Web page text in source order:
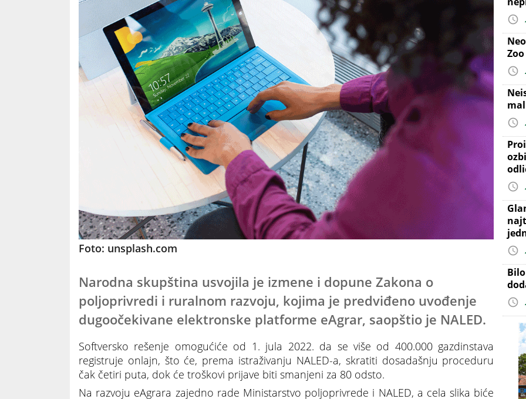
Foto: unsplash.com
Narodna skupština usvojila je izmene i dopune Zakona o
poljoprivredi i ruralnom razvoju, kojima je predviđeno uvođenje
dugoočekivane elektronske platforme eAgrar, saopštio je NALED.
Softversko rešenje omogućiće od 1. jula 2022. da se više od 400.000 gazdinstava
registruje onlajn, što će, prema istraživanju NALED-a, skratiti dosadašnju proceduru
čak četiri puta, dok će troškovi prijave biti smanjeni za 80 odsto.
Na razvoju eAgrara zajedno rade Ministarstvo poljoprivrede i NALED, a cela slika biće